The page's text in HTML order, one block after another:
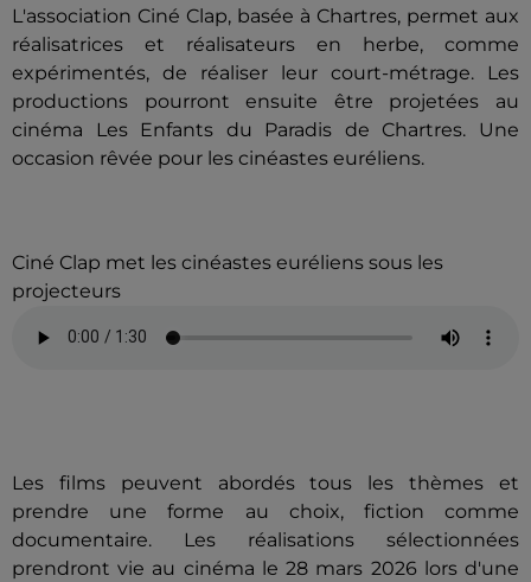
L'association Ciné Clap, basée à Chartres, permet aux
réalisatrices et réalisateurs en herbe, comme
expérimentés, de réaliser leur court-métrage. Les
productions pourront ensuite être projetées au
cinéma Les Enfants du Paradis de Chartres. Une
occasion rêvée pour les cinéastes euréliens.
Ciné Clap met les cinéastes euréliens sous les
projecteurs
Les films peuvent abordés tous les thèmes et
prendre une forme au choix, fiction comme
documentaire. Les réalisations sélectionnées
prendront vie au cinéma le 28 mars 2026 lors d'une